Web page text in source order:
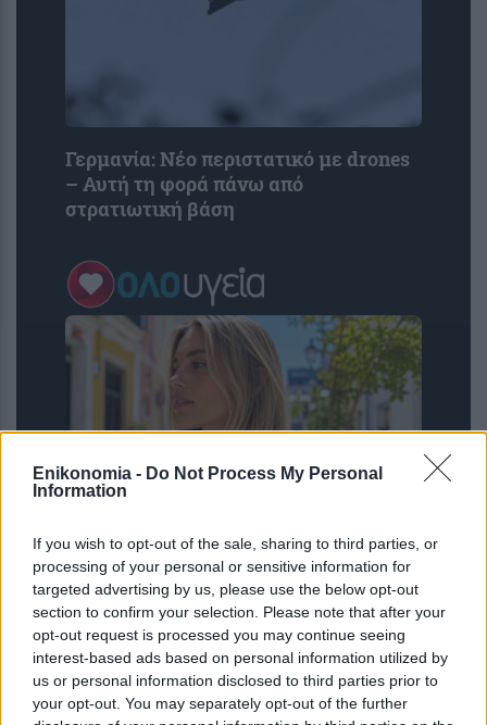
Enikonomia - Do Not Process My Personal
Information
If you wish to opt-out of the sale, sharing to third parties, or
processing of your personal or sensitive information for
targeted advertising by us, please use the below opt-out
section to confirm your selection. Please note that after your
opt-out request is processed you may continue seeing
interest-based ads based on personal information utilized by
us or personal information disclosed to third parties prior to
your opt-out. You may separately opt-out of the further
Γερμανία: Νέο περιστατικό με drones
– Αυτή τη φορά πάνω από
στρατιωτική βάση
Σκανδιναβικό bob: Το καρέ που κάνει
τα λεπτά μαλλιά να δείχνουν πιο
πλούσια – Το προτιμούν celebrities